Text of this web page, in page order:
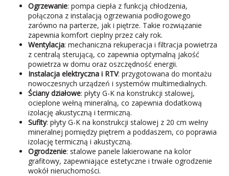
Ogrzewanie: pompa ciepła z funkcją chłodzenia,
połączona z instalacją ogrzewania podłogowego
zarówno na parterze, jak i piętrze. Takie rozwiązanie
zapewnia komfort cieplny przez cały rok.
Wentylacja: mechaniczna rekuperacja i filtracja powietrza
z centralą sterującą, co zapewnia optymalną jakość
powietrza w domu oraz oszczędność energii.
Instalacja elektryczna i RTV: przygotowana do montażu
nowoczesnych urządzeń i systemów multimedialnych.
Ściany działowe: płyty G-K na konstrukcji stalowej,
ocieplone wełną mineralną, co zapewnia dodatkową
izolację akustyczną i termiczną.
Sufity: płyty G-K na konstrukcji stalowej z 20 cm wełny
mineralnej pomiędzy piętrem a poddaszem, co poprawia
izolację termiczną i akustyczną.
Ogrodzenie: stalowe panele lakierowane na kolor
grafitowy, zapewniające estetyczne i trwałe ogrodzenie
wokół nieruchomości.